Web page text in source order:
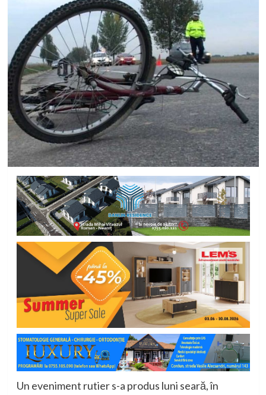
Un eveniment rutier s-a produs luni seară, în